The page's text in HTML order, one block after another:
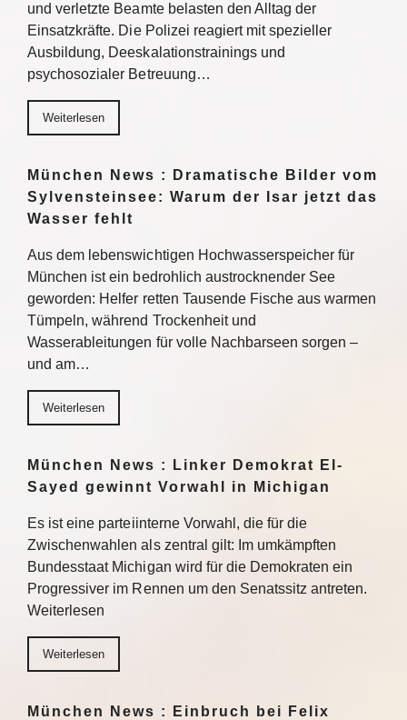
und verletzte Beamte belasten den Alltag der
Einsatzkräfte. Die Polizei reagiert mit spezieller
Ausbildung, Deeskalationstrainings und
psychosozialer Betreuung…
Weiterlesen
München News : Dramatische Bilder vom
Sylvensteinsee: Warum der Isar jetzt das
Wasser fehlt
Aus dem lebenswichtigen Hochwasserspeicher für
München ist ein bedrohlich austrocknender See
geworden: Helfer retten Tausende Fische aus warmen
Tümpeln, während Trockenheit und
Wasserableitungen für volle Nachbarseen sorgen –
und am…
Weiterlesen
München News : Linker Demokrat El-
Sayed gewinnt Vorwahl in Michigan
Es ist eine parteiinterne Vorwahl, die für die
Zwischenwahlen als zentral gilt: Im umkämpften
Bundesstaat Michigan wird für die Demokraten ein
Progressiver im Rennen um den Senatssitz antreten.
Weiterlesen
Weiterlesen
München News : Einbruch bei Felix